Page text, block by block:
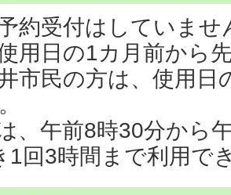
約受付はしていませ
用日の1カ月前から
市民の方は、使用日
、午前8時30分から
1回3時間まで利用で